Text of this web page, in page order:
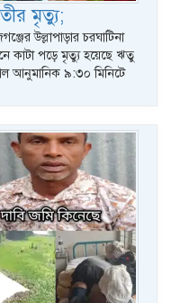
মৃত্যু;
উল্লাপাড়ার চরঘাটিনা
কাটা পড়ে মৃত্যু হয়েছে ঋতু
আনুমানিক ৯:৩০ মিনিটে